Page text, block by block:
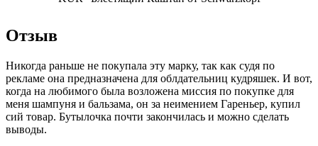
Отзыв
Никогда раньше не покупала эту марку, так как судя по
рекламе она предназначена для облдательниц кудряшек. И вот,
когда на любимого была возложена миссия по покупке для
меня шампуня и бальзама, он за неимением Гареньер, купил
сий товар. Бутылочка почти закончилась и можно сделать
выводы.